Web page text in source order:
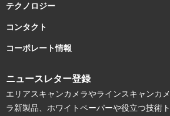
テクノロジー
コンタクト
コーポレート情報
ニュースレター登録
エリアスキャンカメラやラインスキャンカメ
ラ新製品、ホワイトペーパーや役立つ技術ト